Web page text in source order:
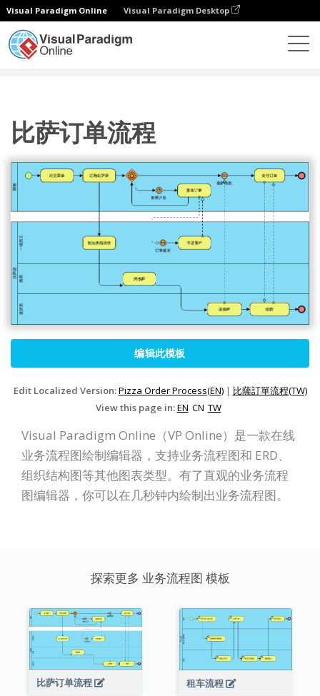
Visual Paradigm Online Visual Paradigm Desktop
比萨订单流程
编辑此模板
Edit Localized Version:Pizza Order Process(EN)| 比薩訂單流程(TW)
View this page in:EN CN TW
Visual Paradigm Online（VP Online）是一款在线
业务流程图绘制编辑器，支持业务流程图和 ERD、
组织结构图等其他图表类型。有了直观的业务流程
图编辑器，你可以在几秒钟内绘制出业务流程图。
探索更多 业务流程图 模板
比萨订单流程 租车流程